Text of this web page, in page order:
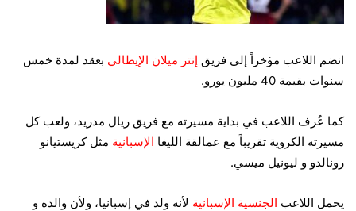
انضم اللاعب مؤخراً إلى فريق إنتر ميلان الإيطالي بعقد لمدة خمس
سنوات بقيمة 40 مليون يورو.
كما عُرف اللاعب في بداية مسيرته مع فريق ريال مدريد، ولعب كل
مسيرته الكروية تقريباً مع عمالقة الليغا الإسبانية مثل كريستيانو
رونالدو و ليونيل ميسي.
يحمل اللاعب الجنسية الإسبانية لأنه ولد في إسبانيا، ولأن والده و